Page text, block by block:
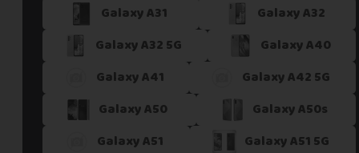
Galaxy A31
Galaxy A32
Galaxy A32 5G
Galaxy A40
Galaxy A41
Galaxy A42 5G
Galaxy A50
Galaxy A50s
Galaxy A51
Galaxy A51 5G